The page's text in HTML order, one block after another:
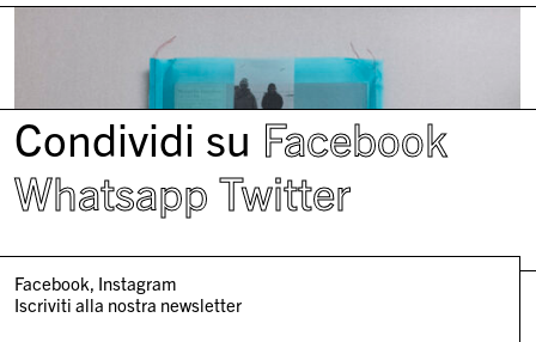
Condividi su Facebook
Whatsapp Twitter
Facebook Instagram
Iscriviti alla nostra newsletter